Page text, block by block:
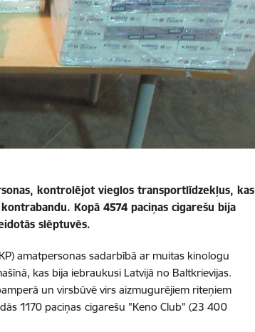
kontrolējot vieglos transportlīdzekļus, kas
Kopā 4574 paciņas cigarešu bija
slēptuvēs.
amatpersonas sadarbībā ar muitas kinologu
kas bija iebraukusi Latvijā no Baltkrievijas.
un virsbūvē virs aizmugurējiem riteņiem
1170 paciņas cigarešu "Keno Club" (23 400